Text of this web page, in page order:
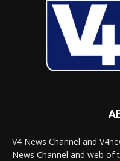
V4 News Channel and
News Channel and web of